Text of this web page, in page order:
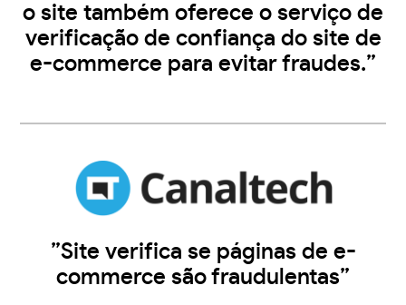
o site também oferece o serviço de
verificação de confiança do site de
e-commerce para evitar fraudes.”
”Site verifica se páginas de e-
commerce são fraudulentas”